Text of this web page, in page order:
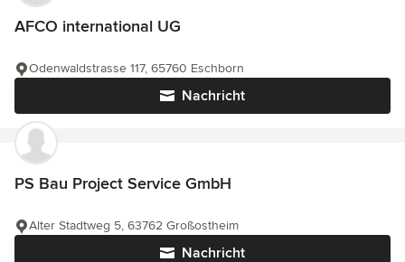
AFCO international UG
Nachricht
Odenwaldstrasse 117, 65760 Eschborn
PS Bau Project Service GmbH
Nachricht
Alter Stadtweg 5, 63762 Großostheim